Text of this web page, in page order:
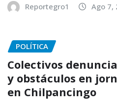
Reportegro1 Ago 7,
POLÍTICA
Colectivos
y obstáculos en
en Chilpancingo